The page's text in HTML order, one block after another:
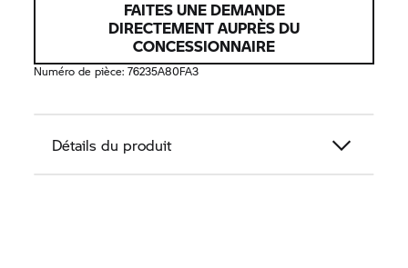
FAITES UNE DEMANDE
DIRECTEMENT AUPRÈS DU
CONCESSIONNAIRE
Numéro de pièce:76235A80FA3
Détails du produit